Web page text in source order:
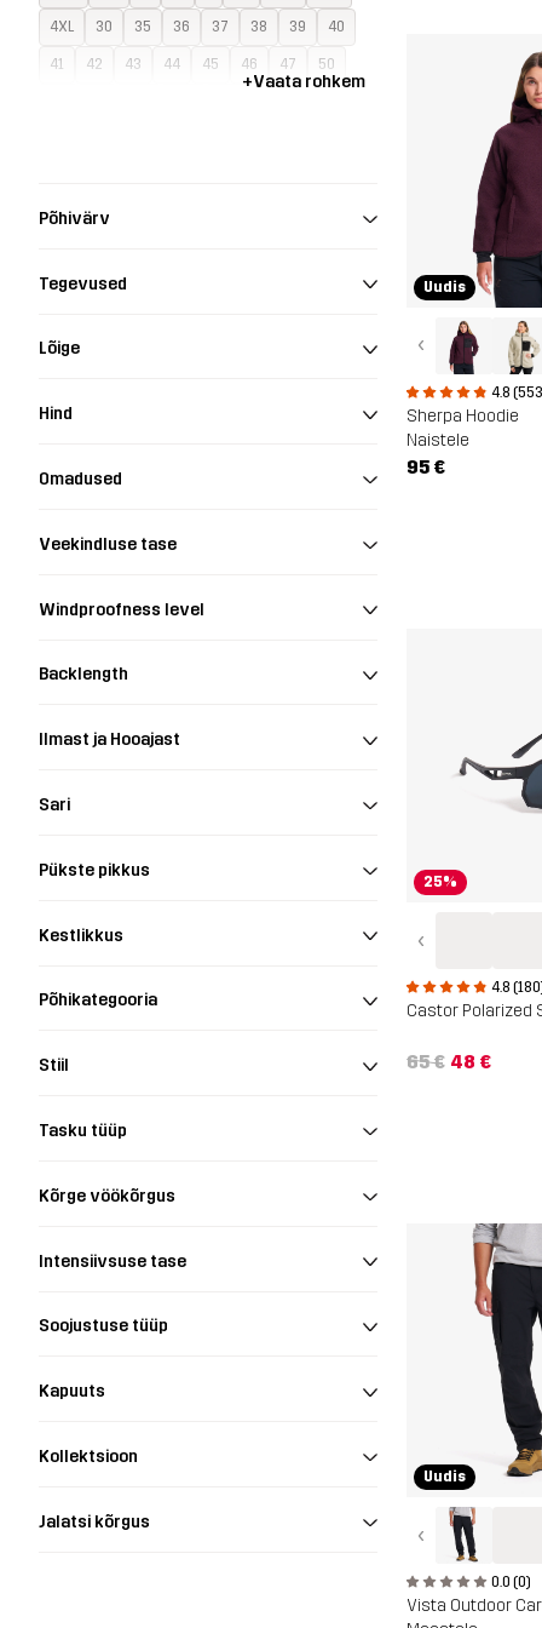
4XL 30 35 36 37 38 39 40
41 42 43 44 45 46 47 50
+Vaata rohkem
Põhivärv
Tegevused
Lõige
Hind
Omadused
Veekindluse tase
Windproofness level
Backlength
Ilmast ja Hooajast
Sari
Pükste pikkus
Kestlikkus
Põhikategooria
Stiil
Tasku tüüp
Kõrge vöökõrgus
Intensiivsuse tase
Soojustuse tüüp
Kapuuts
Kollektsioon
Jalatsi kõrgus
Uudis
‹
4.8
Sherpa Hoodie
Naistele
95 €
25%
‹
4.8
65 € 48 €
Uudis
‹
0.0 (0)
Vista Outdoor